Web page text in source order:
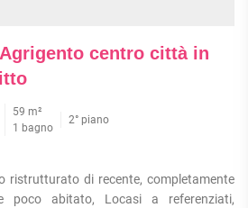
centro città in
59 m²
1 bagno
2° piano
ristrutturato di recente, completamente
poco abitato, Locasi a referenziati,